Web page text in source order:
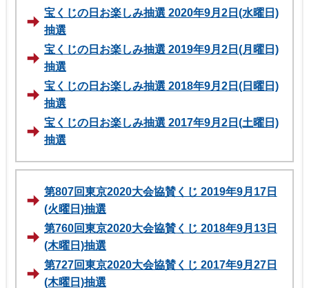
宝くじの日お楽しみ抽選 2020年9月2日(水曜日)
抽選
宝くじの日お楽しみ抽選 2019年9月2日(月曜日)
抽選
宝くじの日お楽しみ抽選 2018年9月2日(日曜日)
抽選
宝くじの日お楽しみ抽選 2017年9月2日(土曜日)
抽選
第807回東京2020大会協賛くじ 2019年9月17日
(火曜日)抽選
第760回東京2020大会協賛くじ 2018年9月13日
(木曜日)抽選
第727回東京2020大会協賛くじ 2017年9月27日
(木曜日)抽選